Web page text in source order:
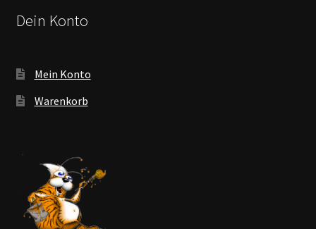
Dein Konto
Mein Konto
Warenkorb